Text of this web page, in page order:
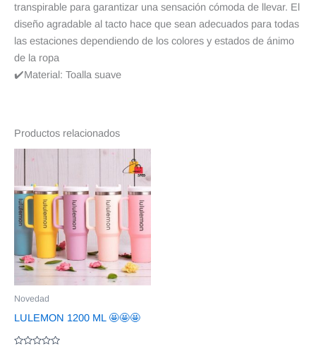
transpirable para garantizar una sensación cómoda de llevar. El
diseño agradable al tacto hace que sean adecuados para todas
las estaciones dependiendo de los colores y estados de ánimo
de la ropa
✔️Material: Toalla suave
Productos relacionados
Novedad
LULEMON 1200 ML 🤩🤩🤩